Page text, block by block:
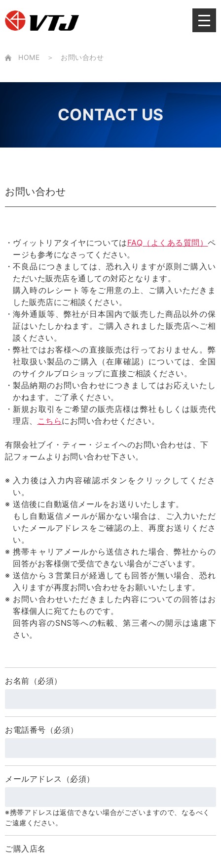
to
content
HOME お問い合わせ
CONTACT US
お問い合わせ
ヴィットリアタイヤについてはFAQ（よくある質問）ペ
ージも参考になさってください。
不良品につきましては、恐れ入りますが原則ご購入い
ただいた販売店を通しての対応となります。
購入時のレシート等をご用意の上、ご購入いただきま
した販売店にご相談ください。
海外通販等、弊社が日本国内で販売した商品以外の保
証はいたしかねます。ご購入されました販売店へご相
談ください。
弊社ではお客様への直接販売は行っておりません。弊
社取扱い製品のご購入（在庫確認）については、全国
のサイクルプロショップに直接ご相談ください。
製品納期のお問い合わせにつきましてはお応えいたし
かねます。ご了承ください。
新規お取引をご希望の販売店様は弊社もしくは販売代
理店、
こちらにお問い合わせください。
有限会社ブイ・ティー・ジェイへのお問い合わせは、下
記フォームよりお問い合わせ下さい。
入力後は入力内容確認ボタンをクリックしてくださ
い。
送信後に自動返信メールをお送りいたします。
もし自動返信メールが届かない場合は、ご入力いただ
いたメールアドレスをご確認の上、再度お送りくださ
い。
携帯キャリアメールから送信された場合、弊社からの
回答がお客様側で受信できない場合がございます。
送信から３営業日が経過しても回答が無い場合、恐れ
入りますが再度お問い合わせをお願いいたします。
お問い合わせいただきました内容についての回答はお
客様個人に宛てたものです。
回答内容のSNS等への転載、第三者への開示は遠慮下
さい。
お名前（必須）
お電話番号（必須）
メールアドレス（必須）
※携帯アドレスは返信できない場合がございますので、なるべく
ご遠慮ください。
ご購入店名